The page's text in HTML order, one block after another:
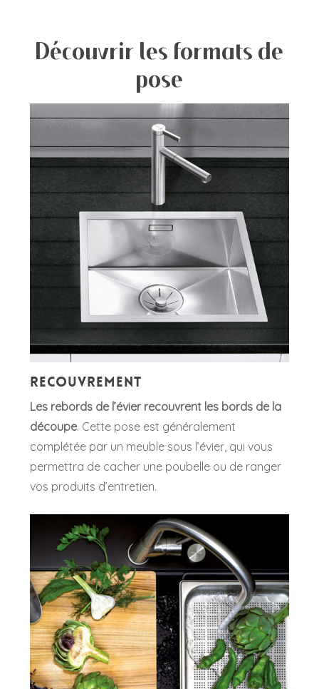
Découvrir les formats de
pose
Recouvrement
Les rebords de l’évier recouvrent les bords de la
découpe. Cette pose est généralement
complétée par un meuble sous l’évier, qui vous
permettra de cacher une poubelle ou de ranger
vos produits d’entretien.